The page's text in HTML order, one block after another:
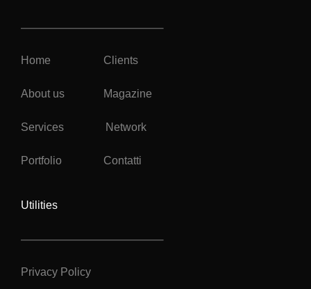
Home Clients
About us Magazine
Services Network
Portfolio Contatti
Utilities
Privacy Policy